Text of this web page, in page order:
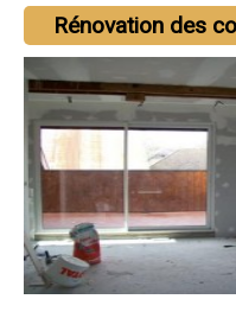
Rénovation des